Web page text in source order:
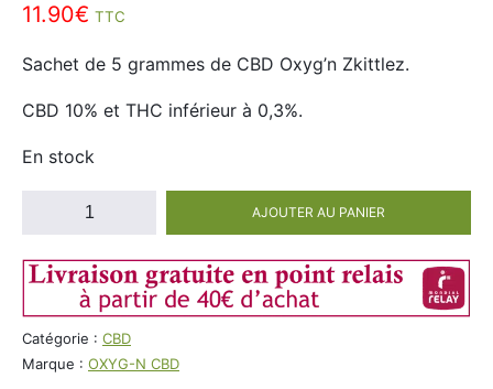
11.90€ TTC
Sachet de 5 grammes de CBD Oxyg’n Zkittlez.
CBD 10% et THC inférieur à 0,3%.
En stock
quantité
5g
Zkittlez
by
Oxyg'n
AJOUTER AU PANIER
Catégorie : CBD
Marque : OXYG-N CBD
50ml
100ml